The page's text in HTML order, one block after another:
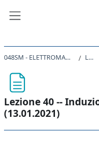
048SM - ELETTROMAGNETISMO 2020 Lezioni
Lezione 40 --
(13.01.2021)